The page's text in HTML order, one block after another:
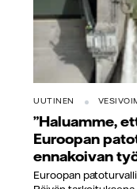
UUTINEN
”Haluamme,
Euroopan
ennakoivan
Euroopan